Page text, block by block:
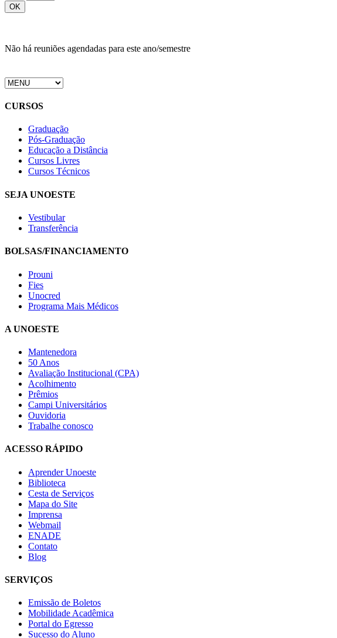
Não há reuniões agendadas para este ano/semestre
CURSOS
Graduação
Pós-Graduação
Educação a Distância
Cursos Livres
Cursos Técnicos
SEJA UNOESTE
Vestibular
Transferência
BOLSAS/FINANCIAMENTO
Prouni
Fies
Unocred
Programa Mais Médicos
A UNOESTE
Mantenedora
50 Anos
Avaliação Institucional (CPA)
Acolhimento
Prêmios
Campi Universitários
Ouvidoria
Trabalhe conosco
ACESSO RÁPIDO
Aprender Unoeste
Biblioteca
Cesta de Serviços
Mapa do Site
Imprensa
Webmail
ENADE
Contato
Blog
SERVIÇOS
Emissão de Boletos
Mobilidade Acadêmica
Portal do Egresso
Sucesso do Aluno